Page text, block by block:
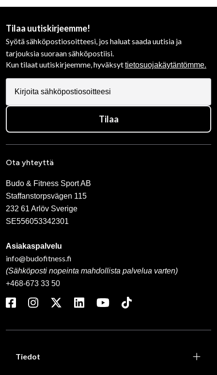
Tilaa uutiskirjeemme!
Syötä sähköpostiosoitteesi, jos haluat saada uutisia ja
tarjouksia suoraan sähköpostiisi.
Kun tilaat uutiskirjeemme, hyväksyttietosuojakäytäntömme.
Tilaa
Ota yhteyttä
Budo & Fitness Sport AB
Staffanstorpsvägen 115
232 61 Arlöv Sverige
SE556053342301
Asiakaspalvelu
info@budofitness.fi
(Sähköposti nopeinta mahdollista palvelua varten)
+468-673 33 50
Tiedot